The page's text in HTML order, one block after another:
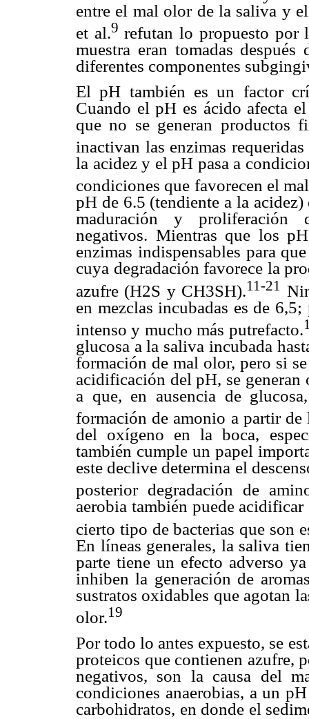
entre el mal olor de la saliva y
et al.9 refutan lo propuesto por
muestra eran tomadas
diferentes componentes
El pH también es un factor
Cuando el pH es ácido afecta
que no se generan productos
inactivan las enzimas
la acidez y el pH pasa a
condiciones que favorecen el
pH de 6.5 (tendiente a la
maduración y proliferación
negativos. Mientras que los
enzimas indispensables para
cuya degradación favorece la
azufre (H2S y CH3SH).11-21
en mezclas incubadas es de
intenso y mucho más putrefacto.
glucosa a la saliva incubada
formación de mal olor, pero si
acidificación del pH, se generan
a que, en ausencia de
formación de amonio a partir
del oxígeno en la boca,
también cumple un papel
este declive determina el
posterior degradación de
aerobia también puede
cierto tipo de bacterias que son
En líneas generales, la saliva
parte tiene un efecto adverso
inhiben la generación de
sustratos oxidables que agotan
olor.19
Por todo lo antes expuesto, se
proteicos que contienen azufre,
negativos, son la causa del
condiciones anaerobias, a un
carbohidratos, en donde el